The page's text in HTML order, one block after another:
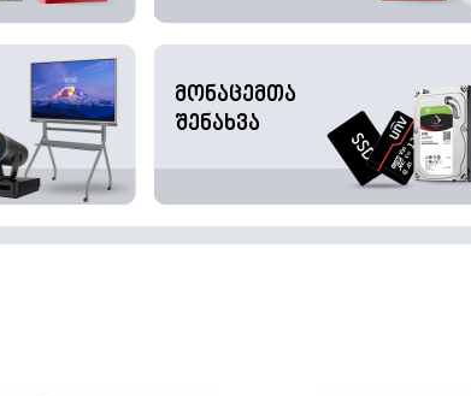
მონაცემთა
შენახვა